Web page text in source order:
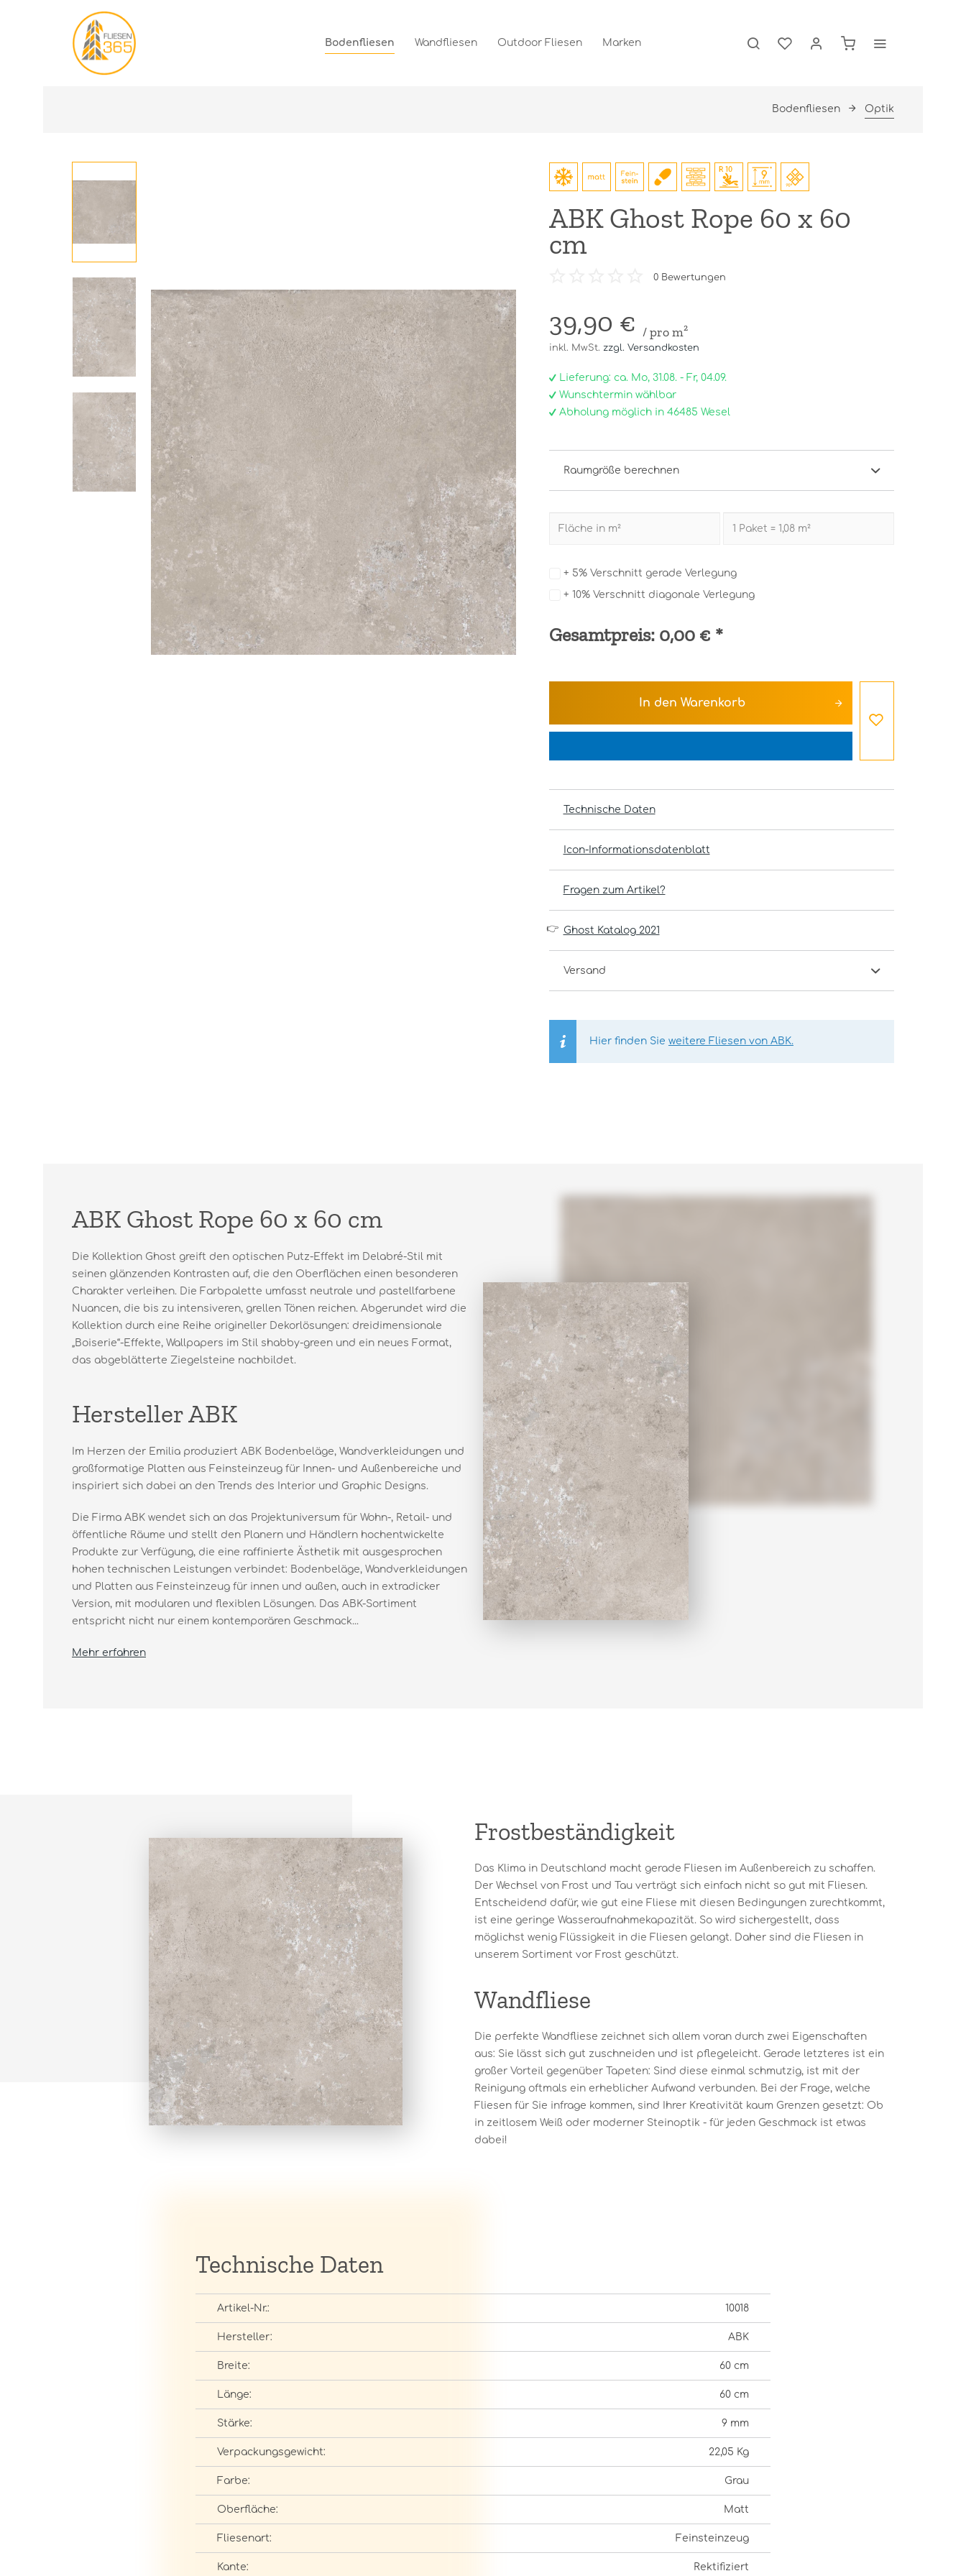
Bodenfliesen Wandfliesen Outdoor Fliesen Marken
Bodenfliesen Optik
ABK Ghost Rope 60 x 60
cm
0Bewertungen
39,90 € / pro m²
inkl. MwSt. zzgl. Versandkosten
Lieferung: ca. Mo, 31.08. - Fr, 04.09.
Wunschtermin wählbar
Abholung möglich in 46485 Wesel
Raumgröße berechnen
+ 5% Verschnitt gerade Verlegung
+ 10% Verschnitt diagonale Verlegung
Gesamtpreis: 0,00 € *
In den Warenkorb
Technische Daten
Icon-Informationsdatenblatt
Fragen zum Artikel?
👉 Ghost Katalog 2021
Versand
Hier finden Sie weitere Fliesen von ABK.
ABK Ghost Rope 60 x 60 cm
Die Kollektion Ghost greift den optischen Putz-Effekt im Delabré-Stil mit
seinen glänzenden Kontrasten auf, die den Oberflächen einen besonderen
Charakter verleihen. Die Farbpalette umfasst neutrale und pastellfarbene
Nuancen, die bis zu intensiveren, grellen Tönen reichen. Abgerundet wird die
Kollektion durch eine Reihe origineller Dekorlösungen: dreidimensionale
„Boiserie“-Effekte, Wallpapers im Stil shabby-green und ein neues Format,
das abgeblätterte Ziegelsteine nachbildet.
Hersteller ABK
Im Herzen der Emilia produziert ABK Bodenbeläge, Wandverkleidungen und
großformatige Platten aus Feinsteinzeug für Innen- und Außenbereiche und
inspiriert sich dabei an den Trends des Interior und Graphic Designs.
Die Firma ABK wendet sich an das Projektuniversum für Wohn-, Retail- und
öffentliche Räume und stellt den Planern und Händlern hochentwickelte
Produkte zur Verfügung, die eine raffinierte Ästhetik mit ausgesprochen
hohen technischen Leistungen verbindet: Bodenbeläge, Wandverkleidungen
und Platten aus Feinsteinzeug für innen und außen, auch in extradicker
Version, mit modularen und flexiblen Lösungen. Das ABK-Sortiment
entspricht nicht nur einem kontemporären Geschmack...
Mehr erfahren
Frostbeständigkeit
Das Klima in Deutschland macht gerade Fliesen im Außenbereich zu schaffen.
Der Wechsel von Frost und Tau verträgt sich einfach nicht so gut mit Fliesen.
Entscheidend dafür, wie gut eine Fliese mit diesen Bedingungen zurechtkommt,
ist eine geringe Wasseraufnahmekapazität. So wird sichergestellt, dass
möglichst wenig Flüssigkeit in die Fliesen gelangt. Daher sind die Fliesen in
unserem Sortiment vor Frost geschützt.
Wandfliese
Die perfekte Wandfliese zeichnet sich allem voran durch zwei Eigenschaften
aus: Sie lässt sich gut zuschneiden und ist pflegeleicht. Gerade letzteres ist ein
großer Vorteil gegenüber Tapeten: Sind diese einmal schmutzig, ist mit der
Reinigung oftmals ein erheblicher Aufwand verbunden. Bei der Frage, welche
Fliesen für Sie infrage kommen, sind Ihrer Kreativität kaum Grenzen gesetzt: Ob
in zeitlosem Weiß oder moderner Steinoptik - für jeden Geschmack ist etwas
dabei!
Technische Daten
Artikel-Nr.: 10018
Hersteller: ABK
Breite: 60 cm
Länge: 60 cm
Stärke: 9 mm
Verpackungsgewicht: 22,05 Kg
Farbe: Grau
Oberfläche: Matt
Fliesenart: Feinsteinzeug
Kante: Rektifiziert